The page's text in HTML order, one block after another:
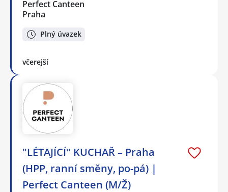
Perfect Canteen
Praha
Plný úvazek
včerejší
"LÉTAJÍCÍ" KUCHAŘ – Praha
(HPP, ranní směny, po-pá) |
Perfect Canteen (M/Ž)